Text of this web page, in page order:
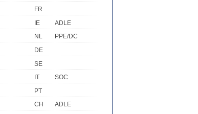
FR
IE
ADLE
NL
PPE/DC
DE
SE
IT
SOC
PT
CH
ADLE